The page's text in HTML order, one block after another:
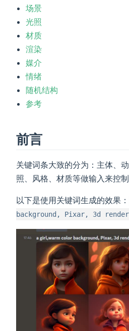
场景
光照
材质
渲染
媒介
情绪
随机结构
参考
前言
关键词条大致的分为：主体、
照、风格、材质等做输入来控
以下是使用关键词生成的效果：
background, Pixar, 3d